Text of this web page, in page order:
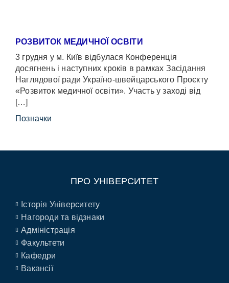
РОЗВИТОК МЕДИЧНОЇ ОСВІТИ
3 грудня у м. Київ відбулася Конференція
досягнень і наступних кроків в рамках Засідання
Наглядової ради Україно-швейцарського Проєкту
«Розвиток медичної освіти». Участь у заході від
[…]
Позначки
ПРО УНІВЕРСИТЕТ
Історія Університету
Нагороди та відзнаки
Адміністрація
Факультети
Кафедри
Вакансії